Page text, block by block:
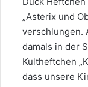
„Asterix und
verschlungen.
damals in der
Kultheftchen
dass unsere